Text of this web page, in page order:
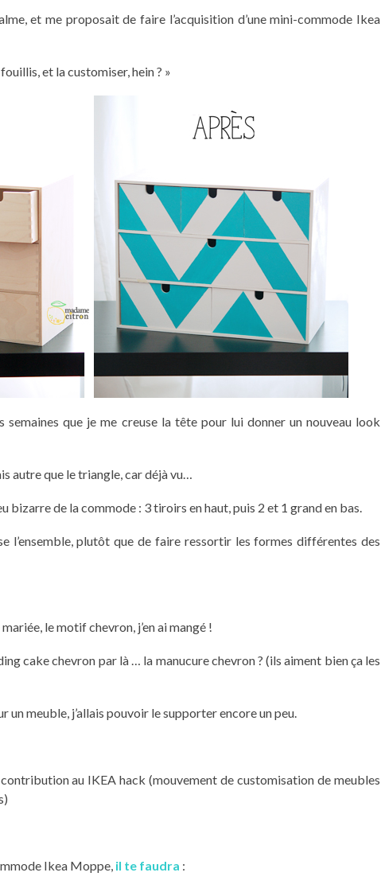
et me proposait de faire l’acquisition d’une mini-commode Ikea
et la customiser, hein ? »
semaines que je me creuse la tête pour lui donner un nouveau look
autre que le triangle, car déjà vu…
bizarre de la commode : 3 tiroirs en haut, puis 2 et 1 grand en bas.
l’ensemble, plutôt que de faire ressortir les formes différentes des
le motif chevron, j’en ai mangé !
cake chevron par là … la manucure chevron ? (ils aiment bien ça les
un meuble, j’allais pouvoir le supporter encore un peu.
au IKEA hack (mouvement de customisation de meubles
Ikea Moppe, il te faudra :